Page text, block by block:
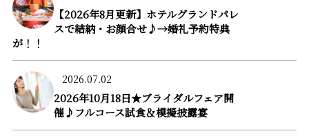
【2026年8月更新】ホテルグランドパレ
スで結納・お顔合せ♪→婚礼予約特典
が！！
2026.07.02
2026年10月18日★ブライダルフェア開
催♪フルコース試食＆模擬披露宴